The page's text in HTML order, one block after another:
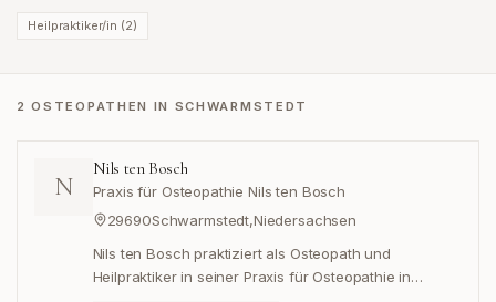
Heilpraktiker/in (2)
2 OSTEOPATHEN IN SCHWARMSTEDT
N
Nils ten Bosch
Praxis für Osteopathie Nils ten Bosch
29690Schwarmstedt,Niedersachsen
Nils ten Bosch praktiziert als Osteopath und
Heilpraktiker in seiner Praxis für Osteopathie in